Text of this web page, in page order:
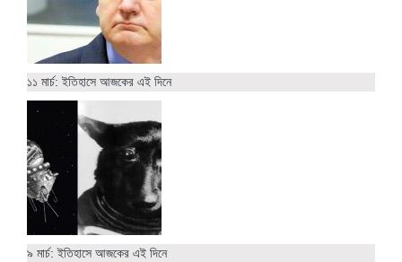
১১ মার্চ: ইতিহাসে আজকের এই দিনে
৯ মার্চ: ইতিহাসে আজকের এই দিনে